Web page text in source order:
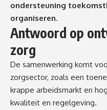
ondersteuning
organiseren.
Antwoord op
zorg
De samenwerking komt
zorgsector, zoals een
krappe arbeidsmarkt en
kwaliteit en regelgeving.